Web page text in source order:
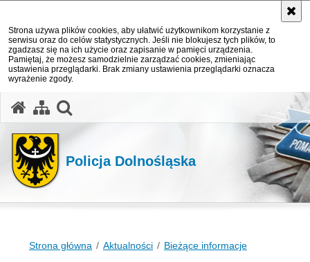
Strona używa plików cookies, aby ułatwić użytkownikom korzystanie z
serwisu oraz do celów statystycznych. Jeśli nie blokujesz tych plików, to
zgadzasz się na ich użycie oraz zapisanie w pamięci urządzenia.
Pamiętaj, że możesz samodzielnie zarządzać cookies, zmieniając
ustawienia przeglądarki. Brak zmiany ustawienia przeglądarki oznacza
wyrażenie zgody.
Policja Dolnośląska
Strona główna Aktualności Bieżące informacje